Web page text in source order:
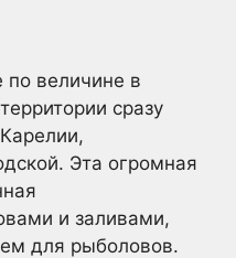
по величине в
сразу
Эта огромная
и заливами,
для рыболовов.